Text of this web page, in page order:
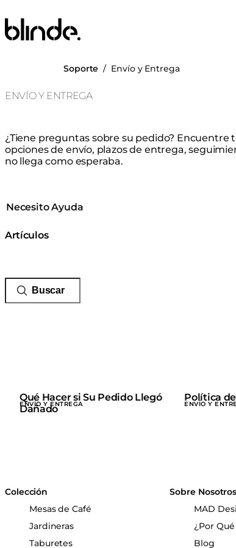
Blinde Design
Soporte / Envío y Entrega
ENVÍO Y ENTREGA
¿Tiene preguntas sobre su pedido? Encuentre
opciones de envío, plazos de entrega,
no llega como esperaba.
Necesito Ayuda
Artículos
Qué Hacer si Su Pedido Llegó
Dañado
ENVÍO Y ENTREGA
Política
ENVÍO Y
Colección
Mesas de Café
Jardineras
Taburetes
Sobre Nosotros
MAD
¿Por
Blog